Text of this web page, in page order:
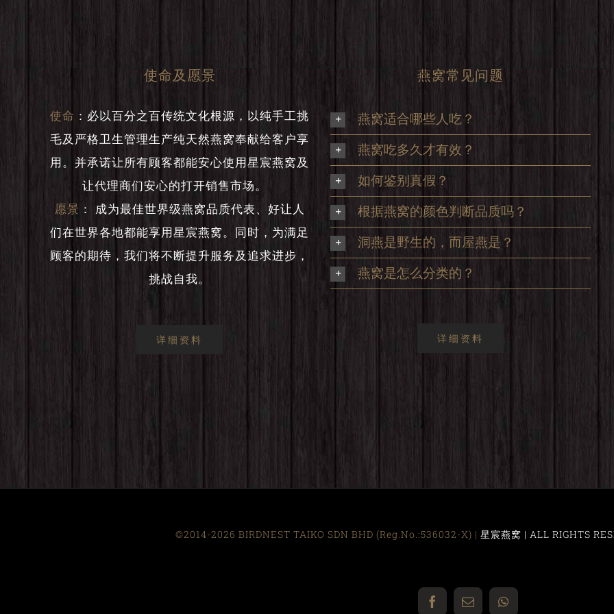
使命及愿景
使命 ： 必以百分之百传统文化根源，以纯手工挑
毛及严格卫生管理生产纯天然燕窝奉献给客户享
用。并承诺让所有顾客都能安心使用星宸燕窝及
让代理商们安心的打开销售市场。
愿景 ：
成为最佳世界级燕窝品质代表、好让人
们在世界各地都能享用星宸燕窝。同时，为满足
顾客的期待，我们将不断提升服务及追求进步，
挑战自我。
详细资料
燕窝常见问题
燕窝适合哪些人吃？
燕窝吃多久才有效？
如何鉴别真假？
根据燕窝的颜色判断品质吗？
洞燕是野生的，而屋燕是？
燕窝是怎么分类的？
详细资料
©2014-2026 BIRDNEST TAIKO SDN BHD (Reg.No.:536032-X) | 星宸燕窝 | ALL RIGHTS
FacebookEmail WhatsApp